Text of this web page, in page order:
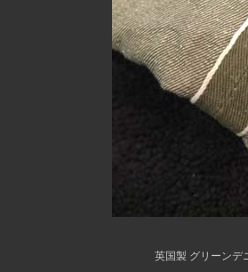
英国製 グリーンデニムお馴染